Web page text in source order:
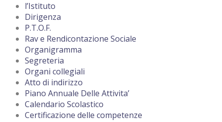
l’Istituto
Dirigenza
P.T.O.F.
Rav e Rendicontazione Sociale
Organigramma
Segreteria
Organi collegiali
Atto di indirizzo
Piano Annuale Delle Attivita’
Calendario Scolastico
Certificazione delle competenze